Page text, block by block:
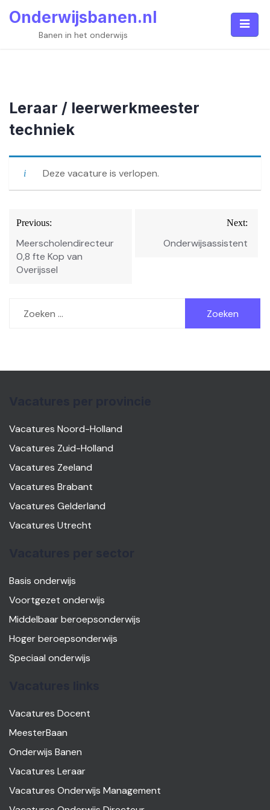
Onderwijsbanen.nl
Banen in het onderwijs
Leraar / leerwerkmeester
techniek
Deze vacature is verlopen.
Bericht
navigatie
Previous:
Meerscholendirecteur
0,8 fte Kop van
Overijssel
Next:
Onderwijsassistent
naar:
Vacatures Noord-Holland
Vacatures Zuid-Holland
Vacatures Zeeland
Vacatures Brabant
Vacatures Gelderland
Vacatures Utrecht
Basis onderwijs
Voortgezet onderwijs
Middelbaar beroepsonderwijs
Hoger beroepsonderwijs
Speciaal onderwijs
Vacatures Docent
MeesterBaan
Onderwijs Banen
Vacatures Leraar
Vacatures Onderwijs Management